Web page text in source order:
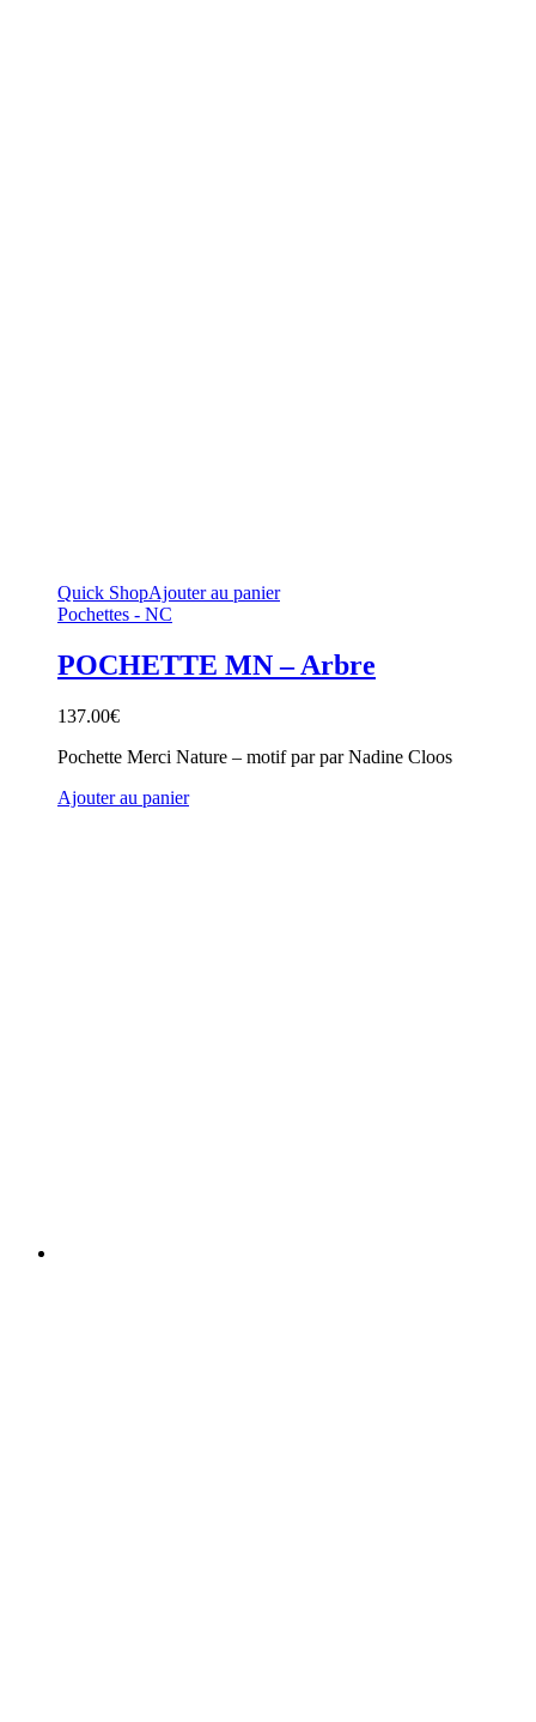
Quick ShopAjouter au panier
Pochettes - NC
POCHETTE MN – Arbre
137.00€
Pochette Merci Nature – motif par par Nadine Cloos
Ajouter au panier